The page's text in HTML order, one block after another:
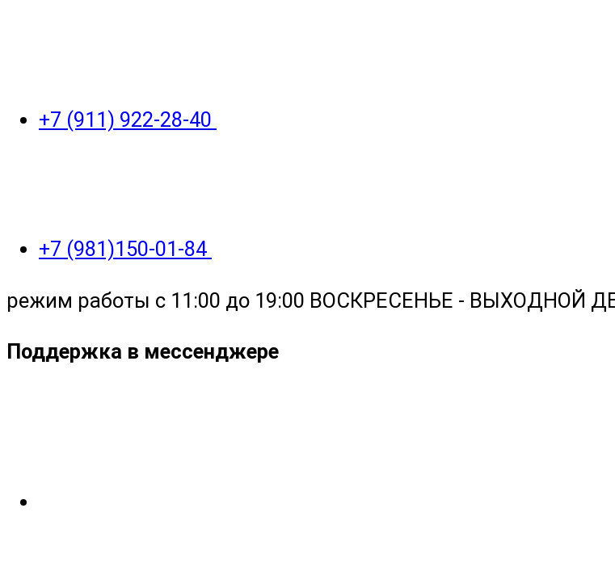
+7 (911) 922-28-40
+7 (981)150-01-84
режим работы с 11:00 до 19:00 ВОСКРЕСЕНЬЕ - ВЫХОДНОЙ
Поддержка в мессенджере